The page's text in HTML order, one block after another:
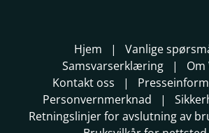
Hjem
Vanlige
Samsvarserklæring
Om
Kontakt oss
Personvernmerknad
Retningslinjer for avslutning av